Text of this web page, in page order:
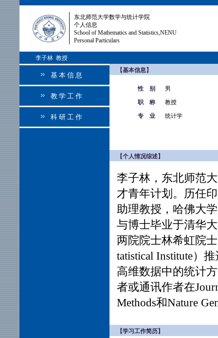
东北师范大学数学与统计学院
个人信息
School of Mathematics and Statistics,NENU
Personal Particulars
李子林 教授
基本信息
教学工作
科研工作
【基本信息】
性 别
男
职 称
教授
专 业
统计学
【个人情况综述】
李子林，东北师范
才青年计划。历任
助理教授，哈佛大
与博士毕业于清华
两院院士林希虹院
tatistical Institute）
高维数据中的统计
者或通讯作者在
Methods和Nature
【学习工作简历】